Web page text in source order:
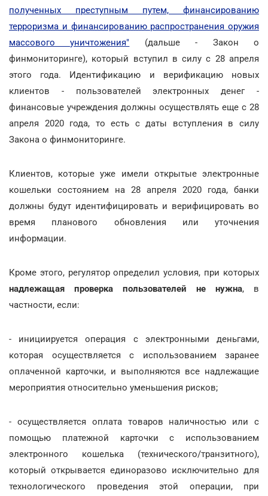
полученных преступным путем, финансированию
терроризма и финансированию распространения оружия
массового уничтожения" (дальше - Закон о
финмониторинге), который вступил в силу с 28 апреля
этого года. Идентификацию и верификацию новых
клиентов - пользователей электронных денег -
финансовые учреждения должны осуществлять еще с 28
апреля 2020 года, то есть с даты вступления в силу
Закона о финмониторинге.
Клиентов, которые уже имели открытые электронные
кошельки состоянием на 28 апреля 2020 года, банки
должны будут идентифицировать и верифицировать во
время планового обновления или уточнения
информации.
Кроме этого, регулятор определил условия, при которых
надлежащая проверка пользователей не нужна, в
частности, если:
- инициируется операция с электронными деньгами,
которая осуществляется с использованием заранее
оплаченной карточки, и выполняются все надлежащие
мероприятия относительно уменьшения рисков;
- осуществляется оплата товаров наличностью или с
помощью платежной карточки с использованием
электронного кошелька (технического/транзитного),
который открывается единоразово исключительно для
технологического проведения этой операции, при